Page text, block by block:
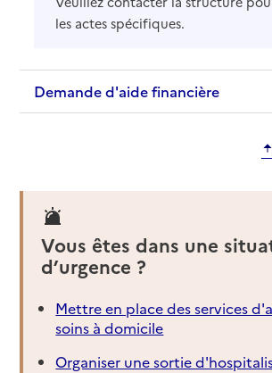
les actes spécifiques.
Demande d'aide financière
Vous êtes dans une
d’urgence ?
Mettre en place des services
soins à domicile
Organiser une sortie